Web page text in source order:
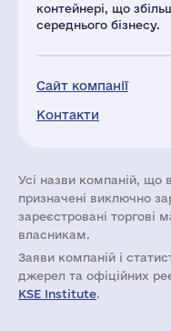
контейнері, що
середнього бізнесу.
Сайт компанії
Контакти
Усі назви компаній, що
призначені виключно
зареєстровані торгові
власникам.
Заяви компаній i
джерел та офіційних
KSE Institute.